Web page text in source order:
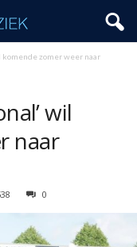
komende zomer weer naar
wil
naar
0